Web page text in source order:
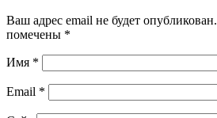
Ваш адрес email не будет опубликован.
помечены *
Имя *
Email *